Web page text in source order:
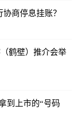
商停息挂账？
鹤壁）推介会举
到上市的“号码